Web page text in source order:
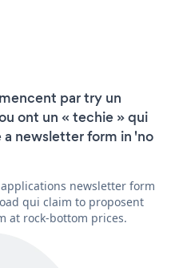
par try un
ont un « techie » qui
newsletter form in 'no
newsletter form
qui claim to proposent
at rock-bottom prices.